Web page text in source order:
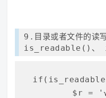
9.目录或者文件的读写
is_readable()、
	$r = '